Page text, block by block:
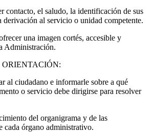
contacto, el saludo, la identificación de sus
derivación al servicio o unidad competente.
una imagen cortés, accesible y
Administración.
al ciudadano e informarle sobre a qué
o servicio debe dirigirse para resolver
del organigrama y de las
cada órgano administrativo.